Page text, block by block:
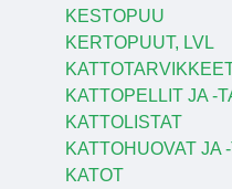
KESTOPUU
KERTOPUUT, LVL
KATTOPELLIT JA -
KATTOLISTAT
KATTOHUOVAT JA
KATOT